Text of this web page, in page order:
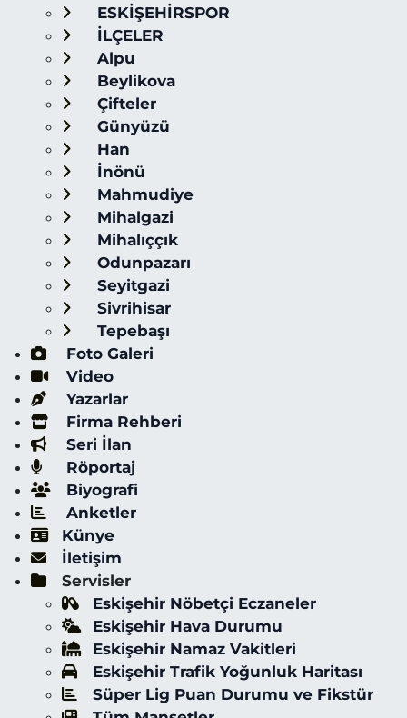
ESKİŞEHİRSPOR
İLÇELER
Alpu
Beylikova
Çifteler
Günyüzü
Han
İnönü
Mahmudiye
Mihalgazi
Mihalıççık
Odunpazarı
Seyitgazi
Sivrihisar
Tepebaşı
Foto Galeri
Video
Yazarlar
Firma Rehberi
Seri İlan
Röportaj
Biyografi
Anketler
Künye
İletişim
Servisler
Eskişehir Nöbetçi Eczaneler
Eskişehir Hava Durumu
Eskişehir Namaz Vakitleri
Eskişehir Trafik Yoğunluk Haritası
Süper Lig Puan Durumu ve Fikstür